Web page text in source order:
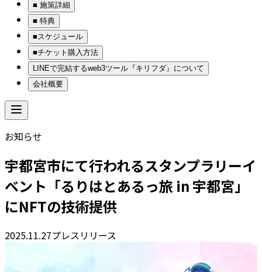
■ 施策詳細
■ 特典
■スケジュール
■チケット購入方法
LINEで完結するweb3ツール『キリフダ』について
会社概要
お知らせ
宇都宮市にて行われるスタンプラリーイ
ベント「るりはとあるっ旅 in 宇都宮」
にNFTの技術提供
2025.11.27プレスリリース